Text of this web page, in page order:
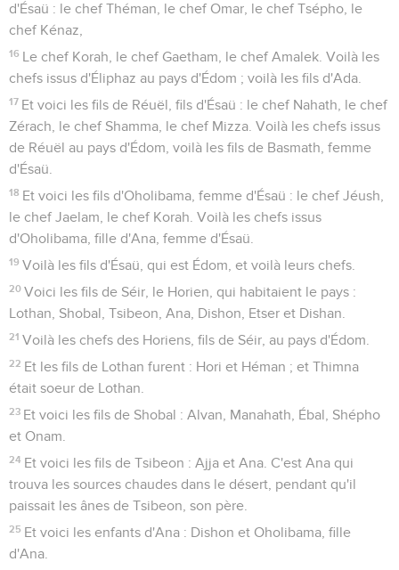
d'Ésaü : le chef Théman, le chef Omar, le chef Tsépho, le
chef Kénaz,
16 Le chef Korah, le chef Gaetham, le chef Amalek. Voilà les
chefs issus d'Éliphaz au pays d'Édom ; voilà les fils d'Ada.
17 Et voici les fils de Réuël, fils d'Ésaü : le chef Nahath, le chef
Zérach, le chef Shamma, le chef Mizza. Voilà les chefs issus
de Réuël au pays d'Édom, voilà les fils de Basmath, femme
d'Ésaü.
18 Et voici les fils d'Oholibama, femme d'Ésaü : le chef Jéush,
le chef Jaelam, le chef Korah. Voilà les chefs issus
d'Oholibama, fille d'Ana, femme d'Ésaü.
19 Voilà les fils d'Ésaü, qui est Édom, et voilà leurs chefs.
20 Voici les fils de Séir, le Horien, qui habitaient le pays :
Lothan, Shobal, Tsibeon, Ana, Dishon, Etser et Dishan.
21 Voilà les chefs des Horiens, fils de Séir, au pays d'Édom.
22 Et les fils de Lothan furent : Hori et Héman ; et Thimna
était soeur de Lothan.
23 Et voici les fils de Shobal : Alvan, Manahath, Ébal, Shépho
et Onam.
24 Et voici les fils de Tsibeon : Ajja et Ana. C'est Ana qui
trouva les sources chaudes dans le désert, pendant qu'il
paissait les ânes de Tsibeon, son père.
25 Et voici les enfants d'Ana : Dishon et Oholibama, fille
d'Ana.